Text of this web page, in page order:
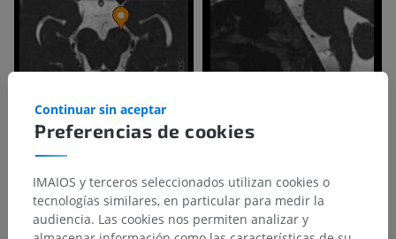
Preferencias de cookies
Continuar sin aceptar
IMAIOS y terceros seleccionados utilizan cookies o
tecnologías similares, en particular para medir la
audiencia. Las cookies nos permiten analizar y